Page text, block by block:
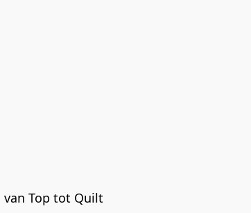
van Top tot Quilt